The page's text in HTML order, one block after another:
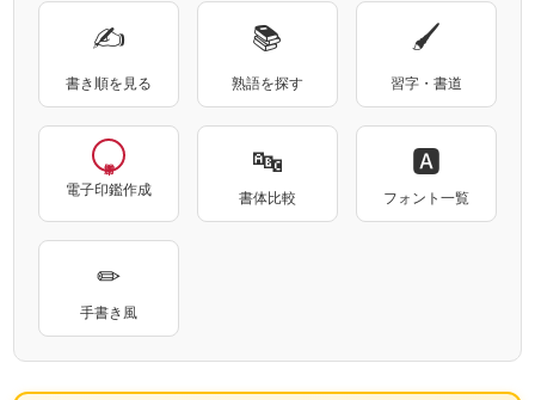
✍
書き順を見る
📚
熟語を探す
🖌
習字・書道
電子印鑑作成
🔤
書体比較
🅰
フォント一覧
✏
手書き風